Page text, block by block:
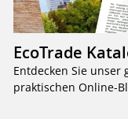
EcoTrade
Entdecken Sie unser
praktischen Online-